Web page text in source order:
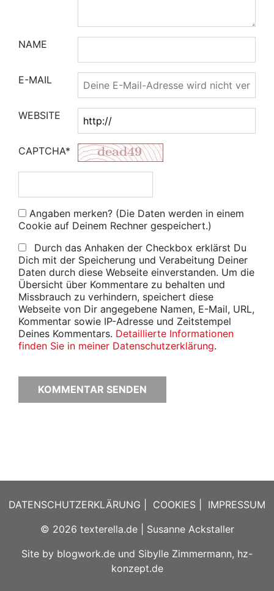
NAME
E-MAIL
WEBSITE
CAPTCHA*
Angaben merken? (Die Daten werden in einem
Cookie auf Deinem Rechner gespeichert.)
Durch das Anhaken der Checkbox erklärst Du
Dich mit der Speicherung und Verabeitung Deiner
Daten durch diese Webseite einverstanden. Um die
Übersicht über Kommentare zu behalten und
Missbrauch zu verhindern, speichert diese
Webseite von Dir angegebene Namen, E-Mail, URL,
Kommentar sowie IP-Adresse und Zeitstempel
Deines Kommentars. Detaillierte Informationen
finden Sie in meiner Datenschutzerklärung.
DATENSCHUTZERKLÄRUNG COOKIES
IMPRESSUM
© 2026 texterella.de| Susanne Ackstaller
Site by blogwork.de und Sibylle Zimmermann, hz-
konzept.de